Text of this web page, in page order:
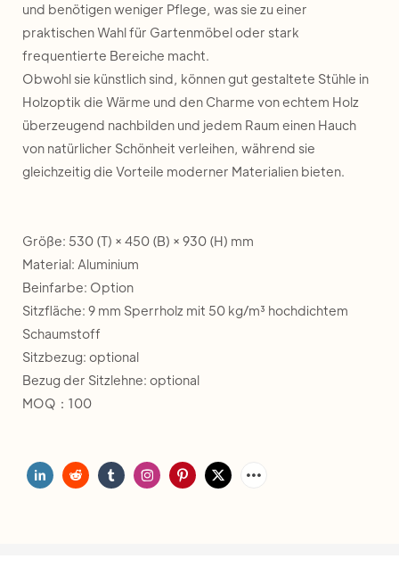
und benötigen weniger Pflege, was sie zu einer
praktischen Wahl für Gartenmöbel oder stark
frequentierte Bereiche macht.
Obwohl sie künstlich sind, können gut gestaltete Stühle in
Holzoptik die Wärme und den Charme von echtem Holz
überzeugend nachbilden und jedem Raum einen Hauch
von natürlicher Schönheit verleihen, während sie
gleichzeitig die Vorteile moderner Materialien bieten.
Größe: 530 (T) × 450 (B) × 930 (H) mm
Material: Aluminium
Beinfarbe: Option
Sitzfläche: 9 mm Sperrholz mit 50 kg/m³ hochdichtem
Schaumstoff
Sitzbezug: optional
Bezug der Sitzlehne: optional
MOQ：100